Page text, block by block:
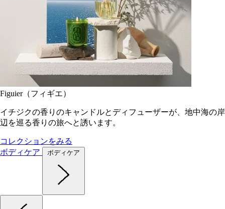
Figuier（フィギエ）
イチジクの香りのキャンドルとディフューザーが、地中海の岸
辺を巡る香りの旅へと誘います。
コレクションをみる
ボディケア
ボディケア